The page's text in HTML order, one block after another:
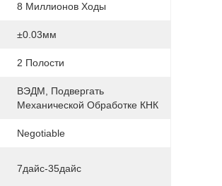
8 Миллионов Ходы
±0.03мм
2 Полости
ВЭДМ, Подвергать
Механической Обработке КНК
Negotiable
7дайс-35дайс